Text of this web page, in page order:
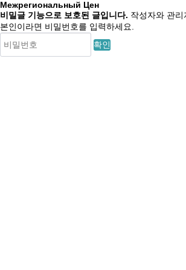
Межрегиональный Цен
비밀글 기능으로 보호된 글입니다. 작성자와 관
본인이라면 비밀번호를 입력하세요.